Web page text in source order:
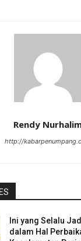
Rendy
http://
Ini yang Selalu
dalam Hal